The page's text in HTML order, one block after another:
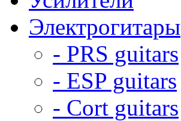
Электрогитары
- PRS guitars
- ESP guitars
- Cort guitars